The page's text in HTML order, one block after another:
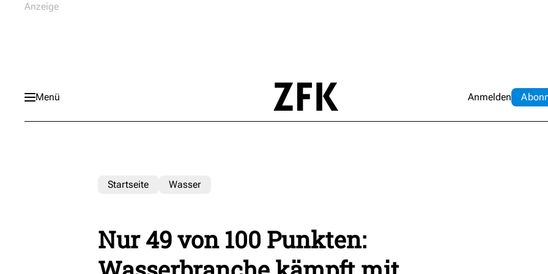
Menü Anmelden Abo
Startseite Wasser
Nur 49 von 100 Punkten: